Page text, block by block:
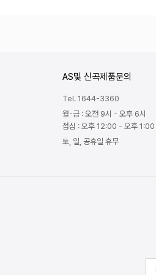
AS및 신곡제품문의
Tel. 1644-3360
월-금 : 오전 9시 - 오후 6시
점심 : 오후 12:00 - 오후 1:00
토, 일, 공휴일 휴무